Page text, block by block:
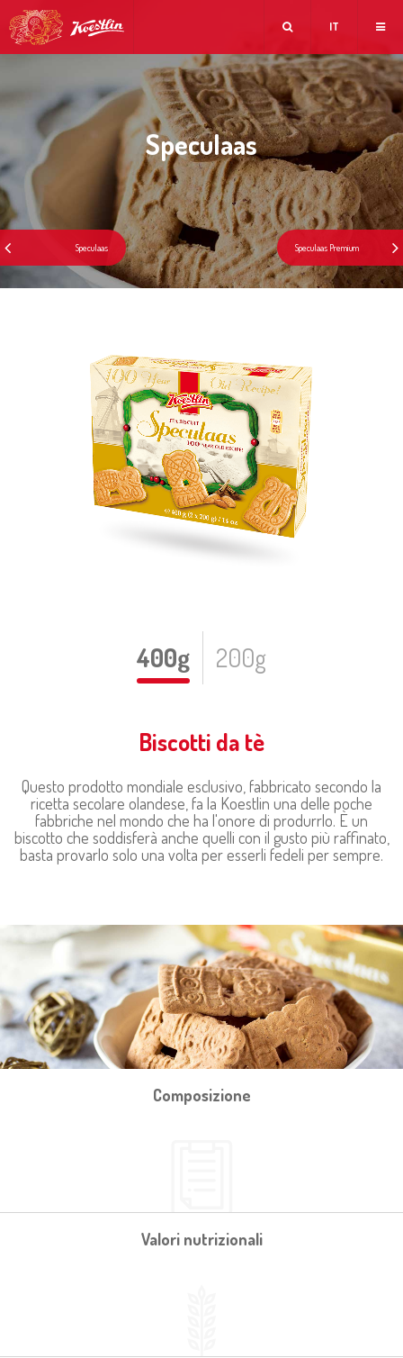
IT
Speculaas
400g 200g
Biscotti da tè
Questo prodotto mondiale esclusivo, fabbricato secondo la
ricetta secolare olandese, fa la Koestlin una delle poche
fabbriche nel mondo che ha l'onore di produrrlo. È un
biscotto che soddisferà anche quelli con il gusto più raffinato,
basta provarlo solo una volta per esserli fedeli per sempre.
Composizione
Valori nutrizionali